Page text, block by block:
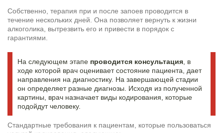
Собственно, терапия при и после запоев проводится в
течение нескольких дней. Она позволяет вернуть к жизни
алкоголика, вытрезвить его и привести в порядок с
гарантиями.
На следующем этапе проводится консультация , в
ходе которой врач оценивает состояние пациента, дает
направления на диагностику. На завершающей стадии
он определяет разные диагнозы. Исходя из полученной
картины, врач назначает виды кодирования, которые
подойдут человеку.
Стандартные требования к пациентам, которые пользоваться